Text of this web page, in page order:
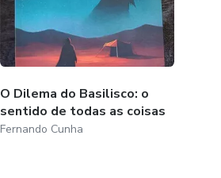
O Dilema do Basilisco: o
sentido de todas as coisas
Fernando Cunha